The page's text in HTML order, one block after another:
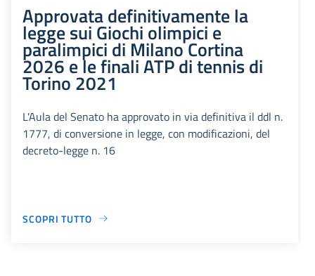
Approvata definitivamente la
legge sui Giochi olimpici e
paralimpici di Milano Cortina
2026 e le finali ATP di tennis di
Torino 2021
L'Aula del Senato ha approvato in via definitiva il ddl n.
1777, di conversione in legge, con modificazioni, del
decreto-legge n. 16
SCOPRI TUTTO